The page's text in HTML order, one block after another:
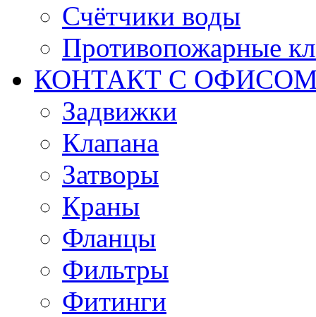
Счётчики воды
Противопожарные
КОНТАКТ С ОФИСОМ
Задвижки
Клапана
Затворы
Краны
Фланцы
Фильтры
Фитинги